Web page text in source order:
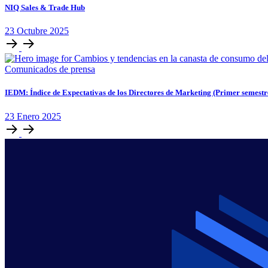
NIQ Sales & Trade Hub
23 Octubre 2025
Comunicados de prensa
IEDM: Índice de Expectativas de los Directores de Marketing (Primer
23 Enero 2025